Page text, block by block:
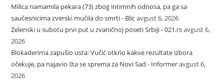
Milica namamila pekara (73) zbog intimnih odnosa, pa ga sa
saučesnicima zverski mučila do smrti - Blicavgust 6, 2026
Zelenski u subotu prvi put u zvaničnoj poseti Srbiji - 021.rsavgust 6,
2026
Blokaderima zapušio usta: Vučić otkrio kakve rezultate izbora
očekuje, pa najavio šta se sprema za Novi Sad - Informeravgust 6,
2026